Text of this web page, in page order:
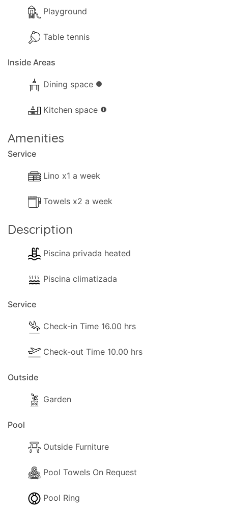
- Área de cocina
- Comedor independiente
- Cafetera (Café de filtro)
- Cocina con horno completo
- Microondas
- Tostadora
- Utensilios de comedor y vajilla
- Placas de cocción eléctricas
- Licuadora / Multi
Información adicional sobre la piscina
Hay toallas de piscina disponibles.
La piscina se puede calentar bajo petición durante
los meses de temporada baja.
Afuera
Las siguientes instalaciones externas están
disponibles para su uso:
- Parking disponible (Privado).
Playground
Table tennis
Inside Areas
Dining space info
Kitchen space info
Amenities
Service
Lino x1 a week
Towels x2 a week
Description
Piscina privada heated
Piscina climatizada
Service
Check-in Time 16.00 hrs
Check-out Time 10.00 hrs
Outside
Garden
Pool
Outside Furniture
Pool Towels On Request
Pool Ring